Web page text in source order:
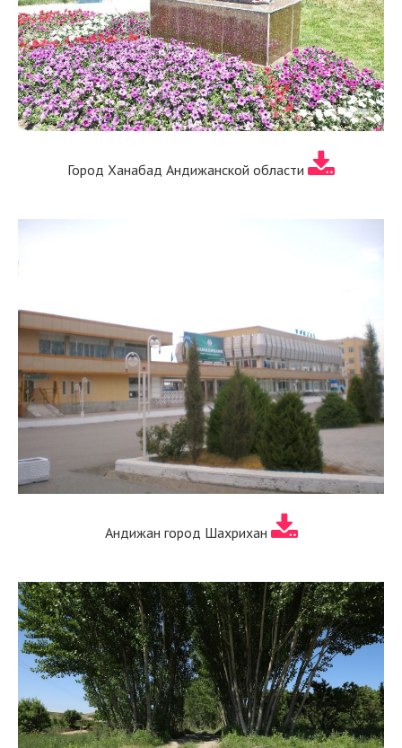
Город Ханабад Андижанской области
Андижан город Шахрихан